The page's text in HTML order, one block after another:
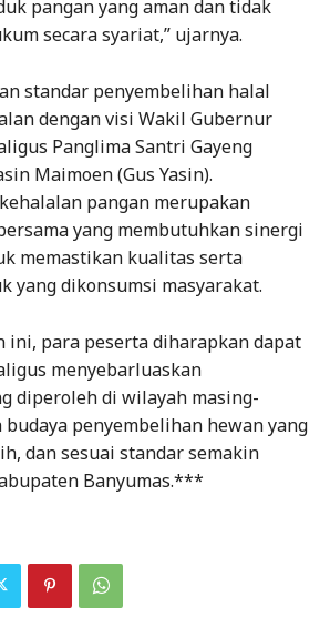
pangan yang aman dan tidak
secara syariat,” ujarnya.
standar penyembelihan halal
dengan visi Wakil Gubernur
Panglima Santri Gayeng
Maimoen (Gus Yasin).
pangan merupakan
yang membutuhkan sinergi
memastikan kualitas serta
yang dikonsumsi masyarakat.
ini, para peserta diharapkan dapat
menyebarluaskan
diperoleh di wilayah masing-
budaya penyembelihan hewan yang
dan sesuai standar semakin
Banyumas.***